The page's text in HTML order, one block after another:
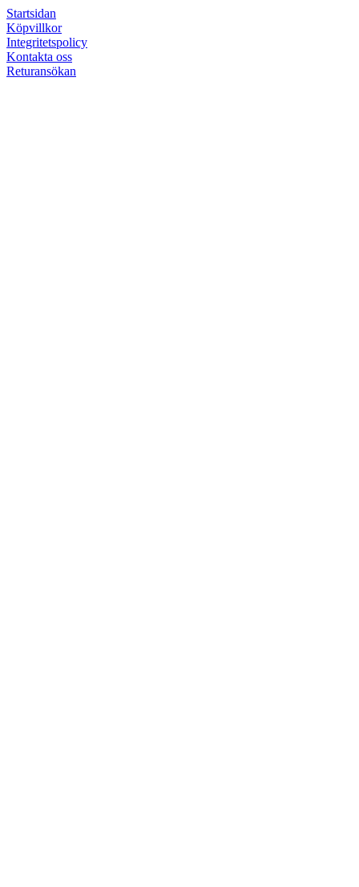
Startsidan
Köpvillkor
Integritetspolicy
Kontakta oss
Returansökan